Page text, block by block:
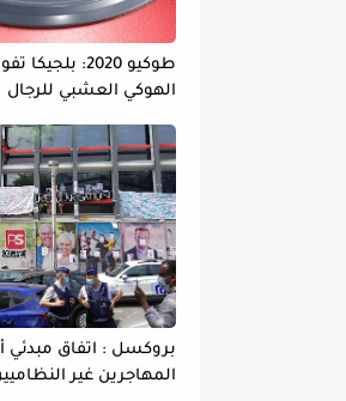
طوكيو 2020:
الهوكي العشبي للرجال
بروكسل : اتفاق مبدئي
المهاجرين غير